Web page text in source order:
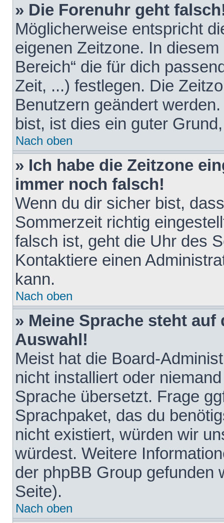
» Die Forenuhr geht
Möglicherweise entspricht
eigenen Zeitzone. In
Bereich“ die für dich
Zeit, ...) festlegen. Die
Benutzern geändert
bist, ist dies ein guter
Nach oben
» Ich habe die Zeitzone
immer noch falsch!
Wenn du dir sicher bist,
Sommerzeit richtig
falsch ist, geht die Uhr des
Kontaktiere einen
kann.
Nach oben
» Meine Sprache steht
Auswahl!
Meist hat die Board-
nicht installiert oder
Sprache übersetzt. Frage
Sprachpaket, das du
nicht existiert, würden wir
würdest. Weitere
der phpBB Group gefunden
Seite).
Nach oben